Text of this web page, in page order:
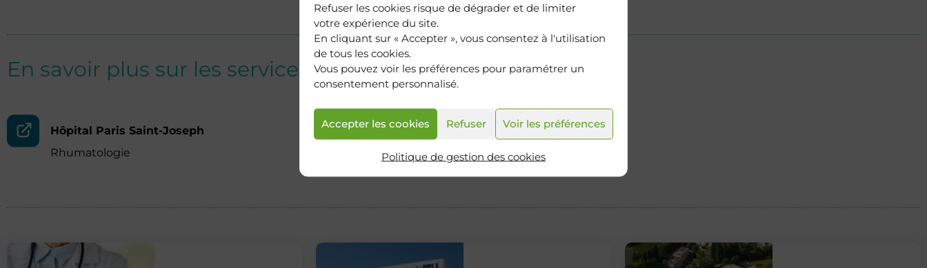
Refuser les cookies risque de dégrader et de limiter
votre expérience du site.
En cliquant sur « Accepter », vous consentez à l'utilisation
de tous les cookies.
Vous pouvez voir les préférences pour paramétrer un
consentement personnalisé.
Accepter les cookies Refuser Voir les préférences
Politique de gestion des cookies
En savoir plus sur les services
Hôpital Paris Saint-Joseph
Rhumatologie